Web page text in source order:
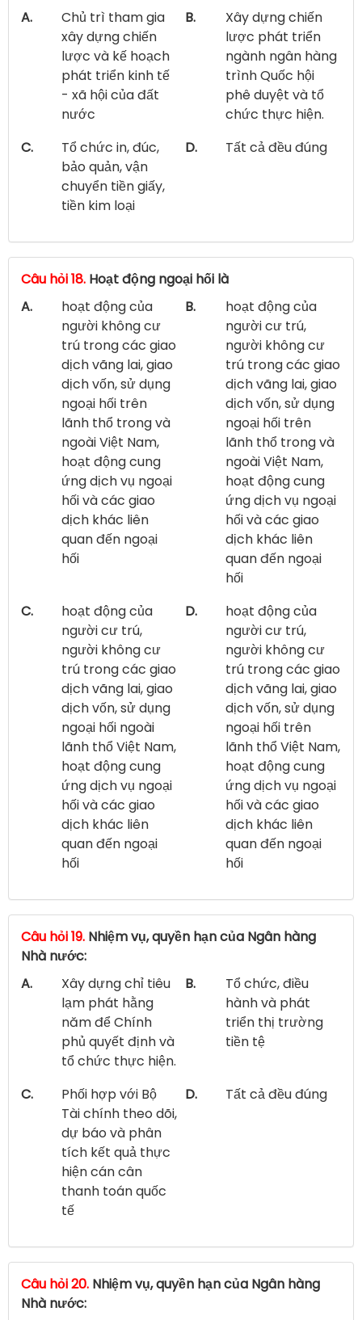
A.
Chủ trì tham gia
xây dựng chiến
lược và kế hoạch
phát triển kinh tế
- xã hội của đất
nước
B.
Xây dựng chiến
lược phát triển
ngành ngân hàng
trình Quốc hội
phê duyệt và tổ
chức thực hiện.
C.
Tổ chức in, đúc,
bảo quản, vận
chuyển tiền giấy,
tiền kim loại
D. Tất cả đều đúng
Câu hỏi 18. Hoạt động ngoại hối là
A.
hoạt động của
người không cư
trú trong các giao
dịch vãng lai, giao
dịch vốn, sử dụng
ngoại hối trên
lãnh thổ trong và
ngoài Việt Nam,
hoạt động cung
ứng dịch vụ ngoại
hối và các giao
dịch khác liên
quan đến ngoại
hối
B.
hoạt động của
người cư trú,
người không cư
trú trong các giao
dịch vãng lai, giao
dịch vốn, sử dụng
ngoại hối trên
lãnh thổ trong và
ngoài Việt Nam,
hoạt động cung
ứng dịch vụ ngoại
hối và các giao
dịch khác liên
quan đến ngoại
hối
C.
hoạt động của
người cư trú,
người không cư
trú trong các giao
dịch vãng lai, giao
dịch vốn, sử dụng
ngoại hối ngoài
lãnh thổ Việt Nam,
hoạt động cung
ứng dịch vụ ngoại
hối và các giao
dịch khác liên
quan đến ngoại
hối
D.
hoạt động của
người cư trú,
người không cư
trú trong các giao
dịch vãng lai, giao
dịch vốn, sử dụng
ngoại hối trên
lãnh thổ Việt Nam,
hoạt động cung
ứng dịch vụ ngoại
hối và các giao
dịch khác liên
quan đến ngoại
hối
Câu hỏi 19. Nhiệm vụ, quyền hạn của Ngân hàng
Nhà nước:
A.
Xây dựng chỉ tiêu
lạm phát hằng
năm để Chính
phủ quyết định và
tổ chức thực hiện.
B.
Tổ chức, điều
hành và phát
triển thị trường
tiền tệ
C.
Phối hợp với Bộ
Tài chính theo dõi,
dự báo và phân
tích kết quả thực
hiện cán cân
thanh toán quốc
tế
D. Tất cả đều đúng
Câu hỏi 20. Nhiệm vụ, quyền hạn của Ngân hàng
Nhà nước: